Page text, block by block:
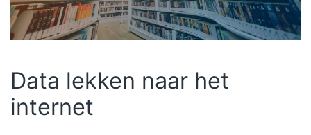
Data lekken naar het
internet